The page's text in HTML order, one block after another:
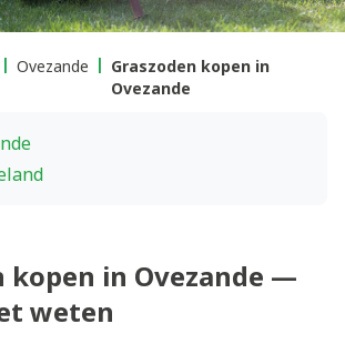
Ovezande
Graszoden kopen in
Ovezande
kopen in Ovezande —
weten